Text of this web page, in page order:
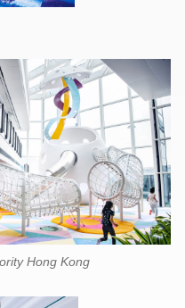
Hong Kong